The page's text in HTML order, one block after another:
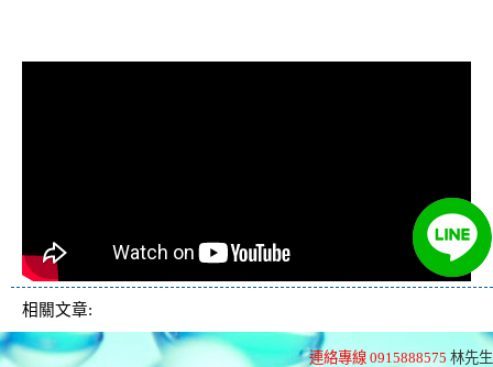
相關文章:
連絡專線 0915888575 林先生